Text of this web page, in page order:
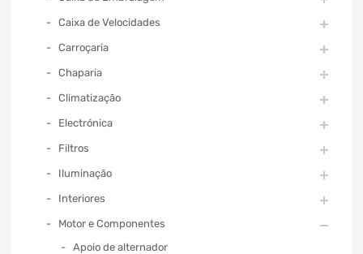
Caixa de Velocidades
Carroçaria
Chaparia
Climatização
Electrónica
Filtros
Iluminação
Interiores
Motor e Componentes
Apoio de alternador